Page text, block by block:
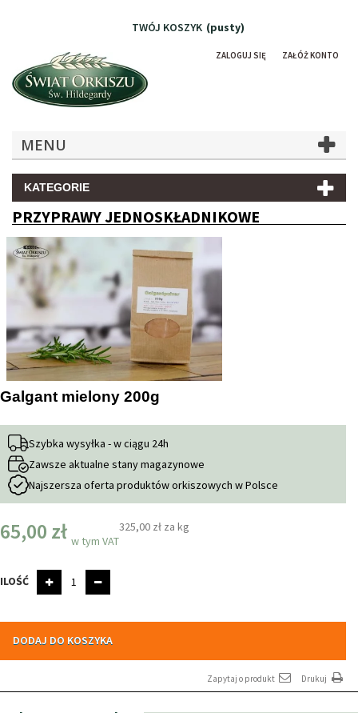
TWÓJ KOSZYK (pusty)
ZALOGUJ SIĘ ZAŁÓŻ KONTO
MENU
KATEGORIE
PRZYPRAWY JEDNOSKŁADNIKOWE
Galgant mielony 200g
Szybka wysyłka - w ciągu 24h
Zawsze aktualne stany magazynowe
Najszersza oferta produktów orkiszowych w Polsce
65,00 zł w tym VAT
325,00 zł za kg
ILOŚĆ
DODAJ DO KOSZYKA
Zapytaj o produkt Drukuj